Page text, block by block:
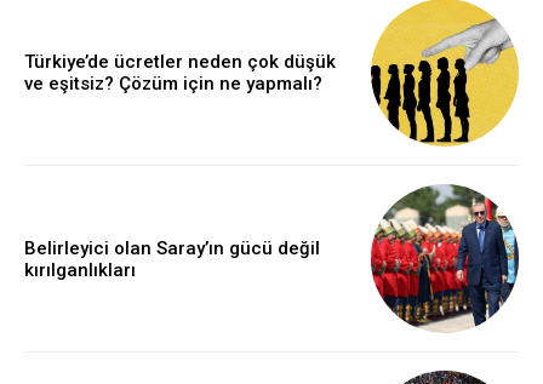
Türkiye’de ücretler neden çok düşük
ve eşitsiz? Çözüm için ne yapmalı?
Belirleyici olan Saray’ın gücü değil
kırılganlıkları